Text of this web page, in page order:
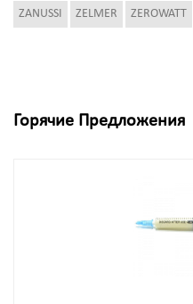
ZANUSSI ZELMER ZEROWATT
Горячие Предложения